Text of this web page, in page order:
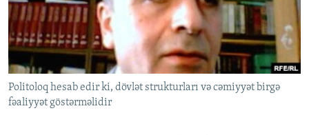
İNFOQRAFIKA
KARIKATURA
AZƏRBAYCAN ƏDƏBIYYATI KITABXANASI
İSLAM VƏ DEMOKRATIYA
İZ - MƏDƏNIYYƏT PROQRAMI
MISSIYAMIZ
PEŞƏ ETIKASI VƏ JURNALISTIKA STANDARTLARIMIZ
MATERIALLARIMIZDAN ISTIFADƏ
AZADLIQRADIOSU MOBIL TELEFONUNUZDA
BIZI IZLƏ
RFE/RL-in bütün saytları
Politoloq hesab edir ki, dövlət strukturları və cəmiyyət birgə
fəaliyyət göstərməlidir